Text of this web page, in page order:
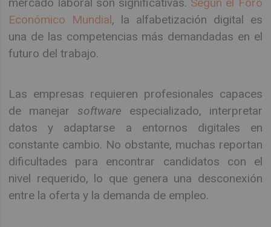
mercado laboral son significativas. Según el Foro
Económico Mundial, la alfabetización digital es
una de las competencias más demandadas en el
futuro del trabajo.
Las empresas requieren profesionales capaces
de manejar software especializado, interpretar
datos y adaptarse a entornos digitales en
constante cambio. No obstante, muchas reportan
dificultades para encontrar candidatos con el
nivel requerido, lo que genera una desconexión
entre la oferta y la demanda de empleo.